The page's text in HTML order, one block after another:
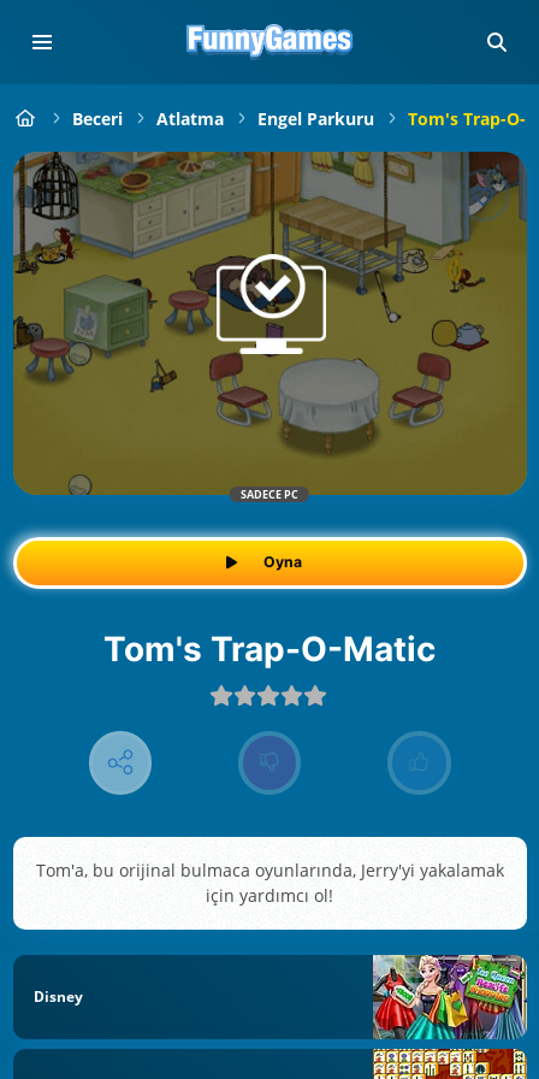
Beceri Atlatma Engel Parkuru Tom's Trap-O-
SADECE PC
Oyna
Tom's Trap-O-Matic
Tom'a, bu orijinal bulmaca oyunlarında, Jerry'yi yakalamak
için yardımcı ol!
Disney